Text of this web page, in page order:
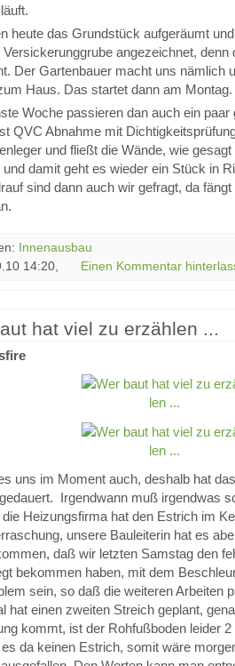
heute das Grundstück aufgeräumt
Versickerunggrube angezeichnet,
Der Gartenbauer macht uns nämlich
Haus. Das startet dann am Montag.
Woche passieren dan auch ein
QVC Abnahme mit
und fließt die Wände, wie
damit geht es wieder ein Stück in
sind dann auch wir gefragt, da
Innenausbau
14:20,
Einen Kommentar
hat viel zu erzählen ...
uns im Moment auch, deshalb hat
Irgendwann muß irgendwas
Heizungsfirma hat den Estrich im
unsere Bauleiterin hat es
daß wir letzten Samstag den
bekommen haben, mit dem
sein, so daß die weiteren Arbeiten
hat einen zweiten Streich geplant,
kommt, ist der Rohfußboden leider
da keinen Estrich, somit wäre